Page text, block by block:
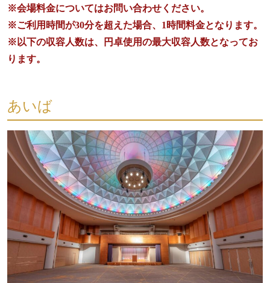
※会場料金についてはお問い合わせください。
※ご利用時間が30分を超えた場合、1時間料金となります。
※以下の収容人数は、円卓使用の最大収容人数となってお
ります。
あいば